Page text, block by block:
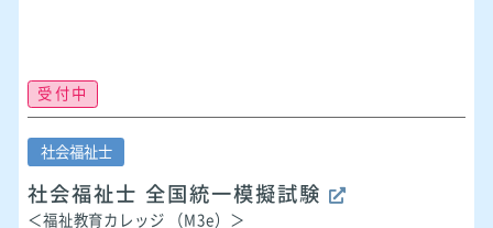
受付中
社会福祉士
社会福祉士 全国統一模擬試験
＜福祉教育カレッジ （M3e）＞